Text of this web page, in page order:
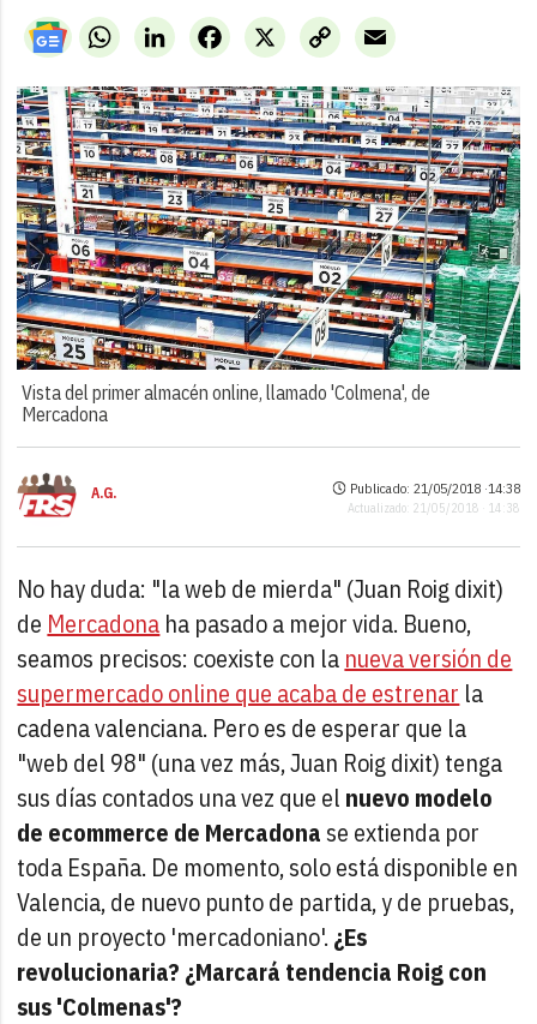
WhatsAppLinkedIn X
Facebook
Copy
Link
Email
Vista del primer almacén online, llamado 'Colmena', de
Mercadona
A.G. Publicado: 21/05/2018 ·14:38
Actualizado: 21/05/2018 · 14:38
No hay duda: "la web de mierda" (Juan Roig dixit)
de Mercadona ha pasado a mejor vida. Bueno,
seamos precisos: coexiste con la nueva versión de
supermercado online que acaba de estrenar la
cadena valenciana. Pero es de esperar que la
"web del 98" (una vez más, Juan Roig dixit) tenga
sus días contados una vez que el nuevo modelo
de ecommerce de Mercadona se extienda por
toda España. De momento, solo está disponible en
Valencia, de nuevo punto de partida, y de pruebas,
de un proyecto 'mercadoniano'. ¿Es
revolucionaria? ¿Marcará tendencia Roig con
sus 'Colmenas'?